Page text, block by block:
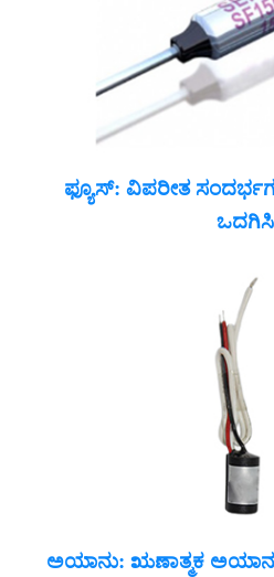
ಫ್ಯೂಸ್: ವಿಪರೀತ
ಅಯಾನು: ಋಣಾತ್ಮಕ